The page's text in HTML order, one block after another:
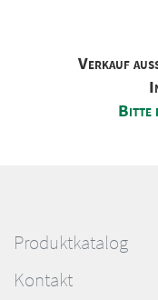
Verkauf
Bitte
Produktkatalog
Kontakt